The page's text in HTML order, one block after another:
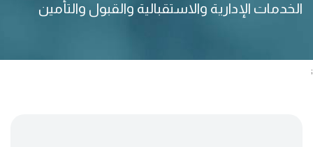
الخدمات الإدارية والاستقبالية والقبول والتأمين
;